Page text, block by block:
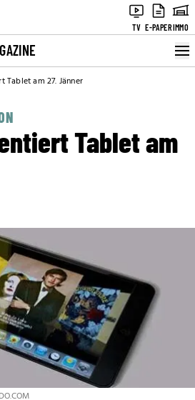
TV E-PAPERIMMO
Tablet am 27. Jänner
Tablet am